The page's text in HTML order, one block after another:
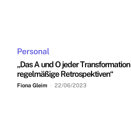
Personal
„Das A und O jeder
regelmäßige Retrospektiven“
Fiona Gleim - 22/06/2023